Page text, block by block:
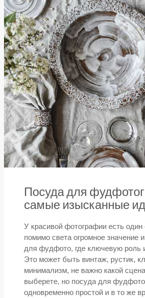
Посуда для
самые изысканные
У красивой фотографии есть один
помимо света огромное значение
для фудфото, где ключевую роль
Это может быть винтаж, рустик,
минимализм, не важно какой
выберете, но посуда для
одновременно простой и в то же